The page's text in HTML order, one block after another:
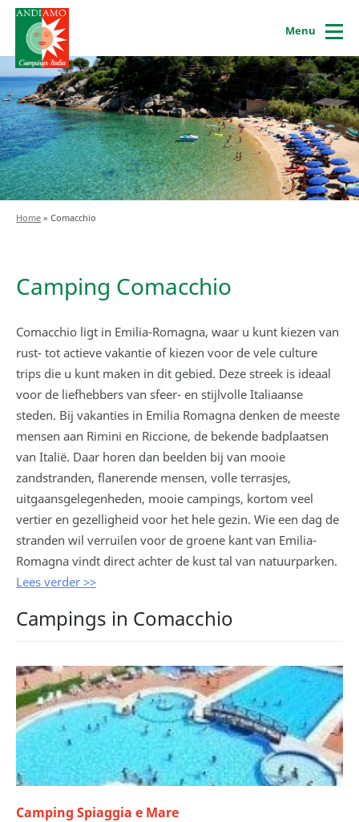
Menu
Home » Comacchio
Camping Comacchio
Comacchio ligt in Emilia-Romagna, waar u kunt kiezen van
rust- tot actieve vakantie of kiezen voor de vele culture
trips die u kunt maken in dit gebied. Deze streek is ideaal
voor de liefhebbers van sfeer- en stijlvolle Italiaanse
steden. Bij vakanties in Emilia Romagna denken de meeste
mensen aan Rimini en Riccione, de bekende badplaatsen
van Italië. Daar horen dan beelden bij van mooie
zandstranden, flanerende mensen, volle terrasjes,
uitgaansgelegenheden, mooie campings, kortom veel
vertier en gezelligheid voor het hele gezin. Wie een dag de
stranden wil verruilen voor de groene kant van Emilia-
Romagna vindt direct achter de kust tal van natuurparken.
Lees verder >>
Campings in Comacchio
Camping Spiaggia e Mare